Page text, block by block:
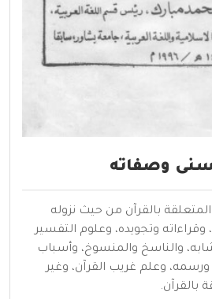
وصفاته
بالقرآن من حيث نزوله
وقراءاته وتجويده، وعلوم التفسير
والناسخ والمنسوخ، وأسباب
ورسمه، وعلم غريب القرآن، وغير
بالقرآن.